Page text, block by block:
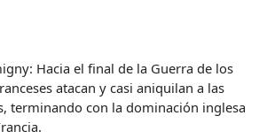
Hacia el final de la Guerra de los
atacan y casi aniquilan a las
terminando con la dominación inglesa